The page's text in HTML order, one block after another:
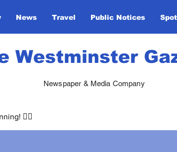
News Travel Public Notices
Westminster
Newspaper & Media Company
🏃‍♀️